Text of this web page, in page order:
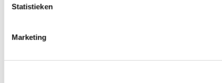
Statistieken
Marketing
0producten beschikbaar